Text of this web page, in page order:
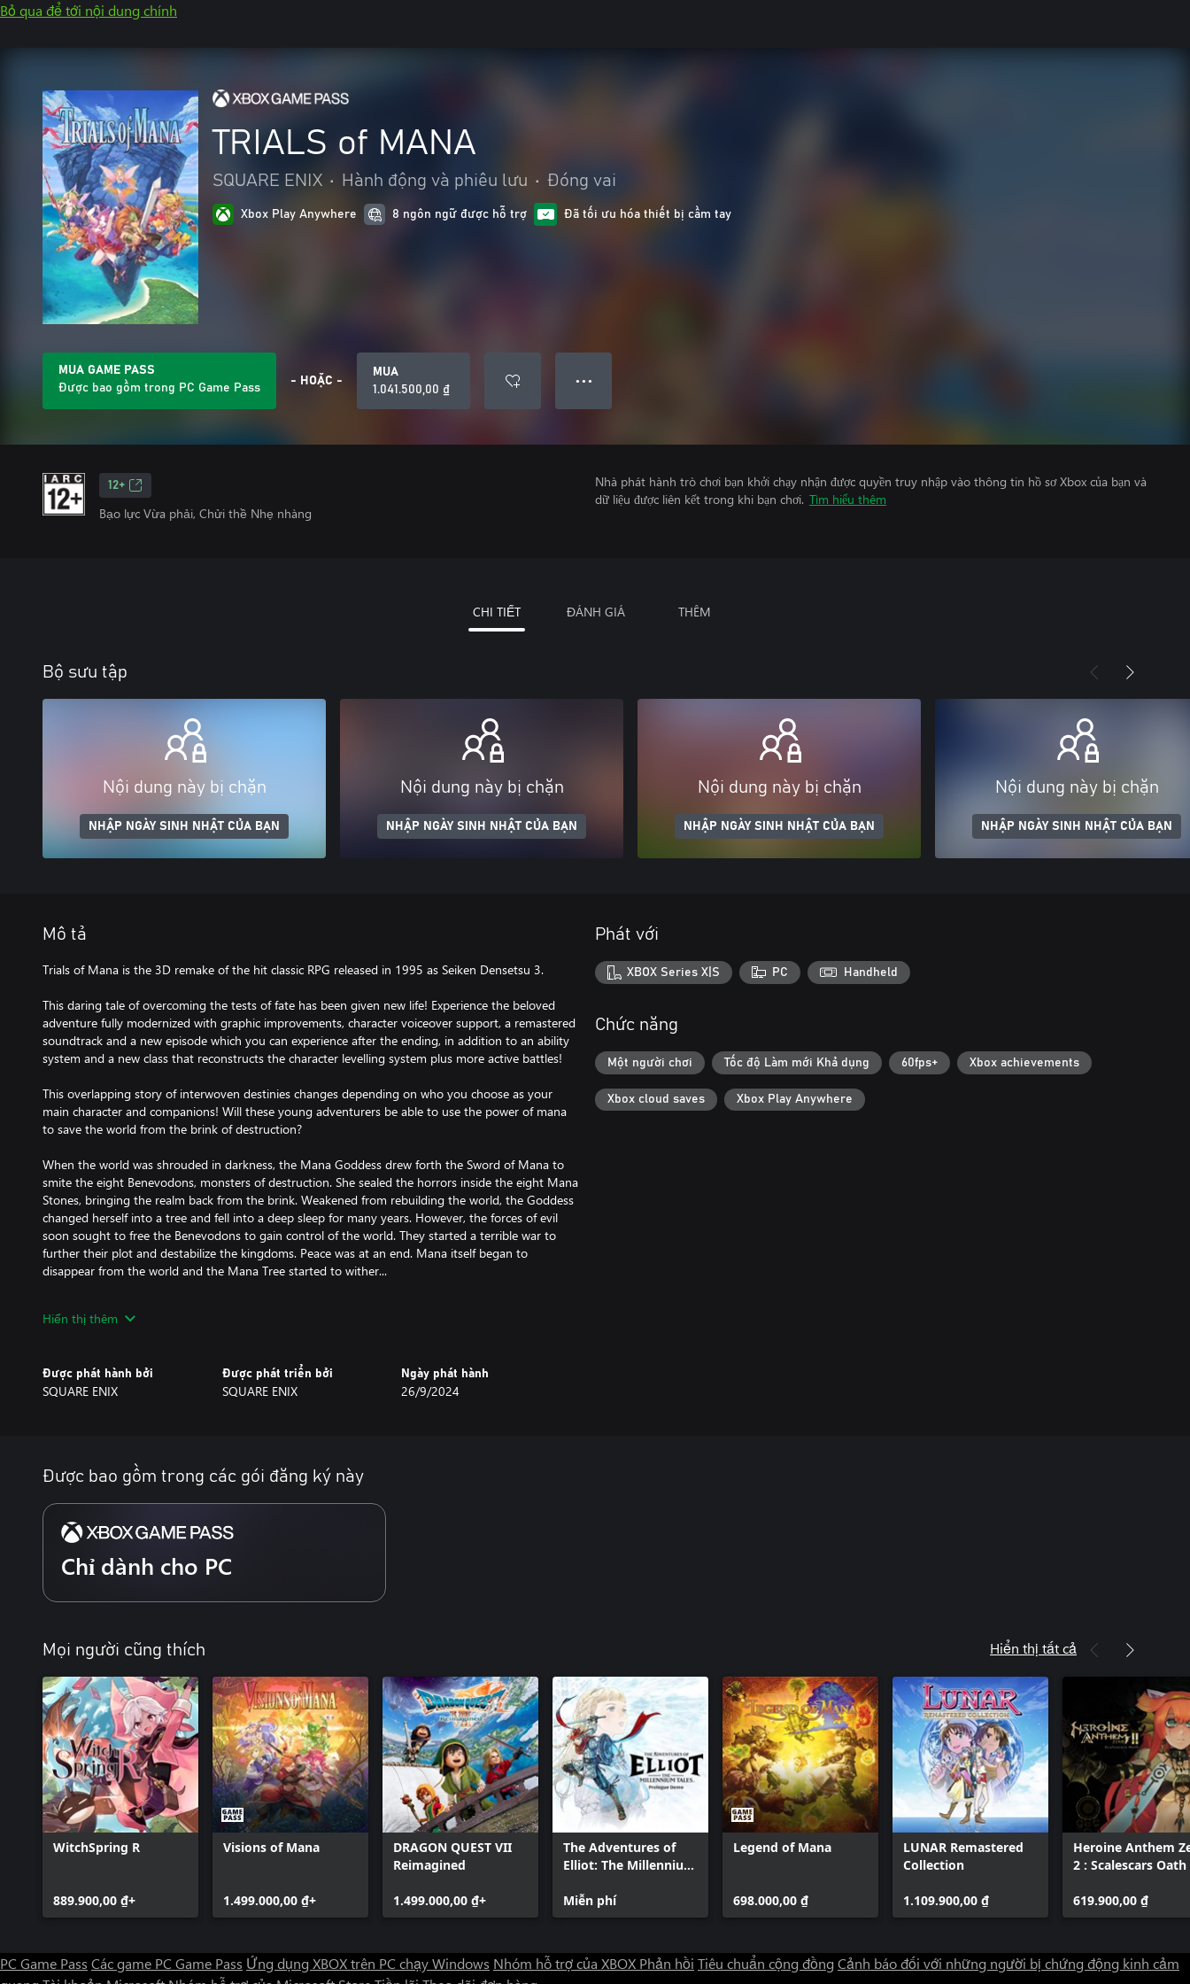
Bỏ qua để tới nội dung chính
TRIALS of MANA
SQUARE ENIX • Hành động và phiêu lưu • Đóng vai
Xbox Play Anywhere 8 ngôn ngữ được hỗ trợ Đã tối ưu hóa thiết bị cầm tay
MUA GAME PASS
Được bao gồm trong PC Game Pass
- HOẶC -
MUA
1.041.500,00 ₫
● ● ●
12+
Bạo lực Vừa phải, Chửi thề Nhẹ nhàng
Nhà phát hành trò chơi bạn khởi chạy nhận được quyền truy nhập vào thông tin hồ sơ Xbox của bạn và
dữ liệu được liên kết trong khi bạn chơi. Tìm hiểu thêm
CHI TIẾT ĐÁNH GIÁ THÊM
Bộ sưu tập
Nội dung này bị chặn
NHẬP NGÀY SINH NHẬT CỦA BẠN
Nội dung này bị chặn
NHẬP NGÀY SINH NHẬT CỦA BẠN
Nội dung này bị chặn
NHẬP NGÀY SINH NHẬT CỦA BẠN
Nội dung này bị chặn
NHẬP NGÀY SINH NHẬT CỦA BẠN
Mô tả
Trials of Mana is the 3D remake of the hit classic RPG released in 1995 as Seiken Densetsu 3.
This daring tale of overcoming the tests of fate has been given new life! Experience the beloved
adventure fully modernized with graphic improvements, character voiceover support, a remastered
soundtrack and a new episode which you can experience after the ending, in addition to an ability
system and a new class that reconstructs the character levelling system plus more active battles!
This overlapping story of interwoven destinies changes depending on who you choose as your
main character and companions! Will these young adventurers be able to use the power of mana
to save the world from the brink of destruction?
When the world was shrouded in darkness, the Mana Goddess drew forth the Sword of Mana to
smite the eight Benevodons, monsters of destruction. She sealed the horrors inside the eight Mana
Stones, bringing the realm back from the brink. Weakened from rebuilding the world, the Goddess
changed herself into a tree and fell into a deep sleep for many years. However, the forces of evil
soon sought to free the Benevodons to gain control of the world. They started a terrible war to
further their plot and destabilize the kingdoms. Peace was at an end. Mana itself began to
disappear from the world and the Mana Tree started to wither...
Revamped 3D Graphics
graphics.
companions in the party.
Battles and Character Growth
Will you go for light or darkness? Create different character types with the class change system!
Character growth has been re-worked, adding in a new “abilities” mechanic and a fourth class for
each character, to expand the breadth of customization. Build the party you want to enjoy a
thrilling battle system with expanded action gameplay.
Music
possible to switch between the original and arranged soundtracks freely.
Hiển thị thêm
Được phát hành bởi
SQUARE ENIX
Được phát triển bởi
SQUARE ENIX
Ngày phát hành
26/9/2024
Phát với
XBOX Series X|S PC Handheld
Chức năng
Một người chơi Tốc độ Làm mới Khả dụng 60fps+ Xbox achievements
Xbox cloud saves Xbox Play Anywhere
Được bao gồm trong các gói đăng ký này
Chỉ dành cho PC
Mọi người cũng thích Hiển thị tất cả
WitchSpring R
889.900,00 ₫+
Visions of Mana
1.499.000,00 ₫+
DRAGON QUEST VII
Reimagined
1.499.000,00 ₫+
The Adventures of
Elliot: The Millennium
Miễn phí
Legend of Mana
698.000,00 ₫
LUNAR Remastered
Collection
1.109.900,00 ₫
Heroine Anthem
2 : Scalescars Oath
619.900,00 ₫
PC Game Pass Các game PC Game Pass Ứng dụng XBOX trên PC chạy Windows Nhóm hỗ trợ của XBOX Phản hồi Tiêu chuẩn cộng đồng Cảnh báo đối với những người bị chứng động kinh cảm